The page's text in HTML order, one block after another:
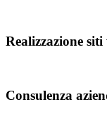
Realizzazione siti
Consulenza